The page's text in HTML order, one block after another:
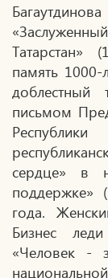
Татарстан»
память 1000-
доблестный
письмом
Республики
сердце» в
поддержке»
года.
Бизнес
«Человек -